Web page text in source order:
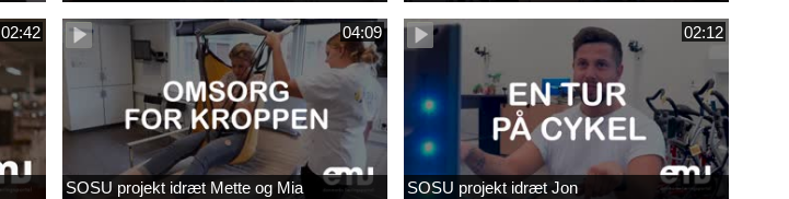
02:42 04:09
SOSU projekt idræt Mette og Mia
02:12
SOSU projekt idræt Jon